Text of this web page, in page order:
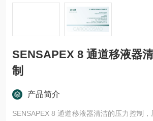
SENSAPEX 8 通道移液器
制
产品简介
SENSAPEX 8 通道移液器清洁的压力控制